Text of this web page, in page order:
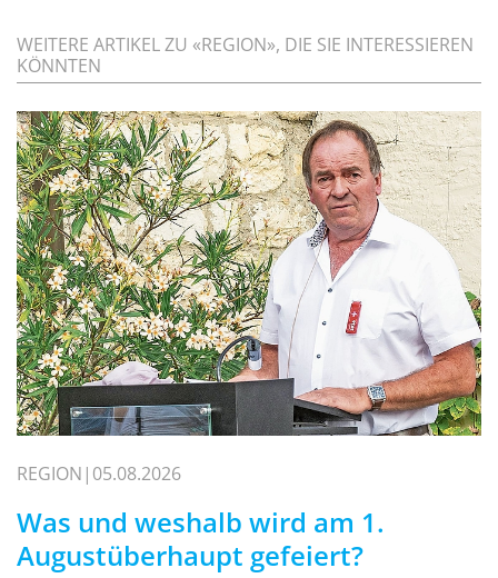
WEITERE ARTIKEL ZU «REGION», DIE SIE INTERESSIEREN
KÖNNTEN
REGION 05.08.2026
Was und weshalb wird am 1.
Augustüberhaupt gefeiert?